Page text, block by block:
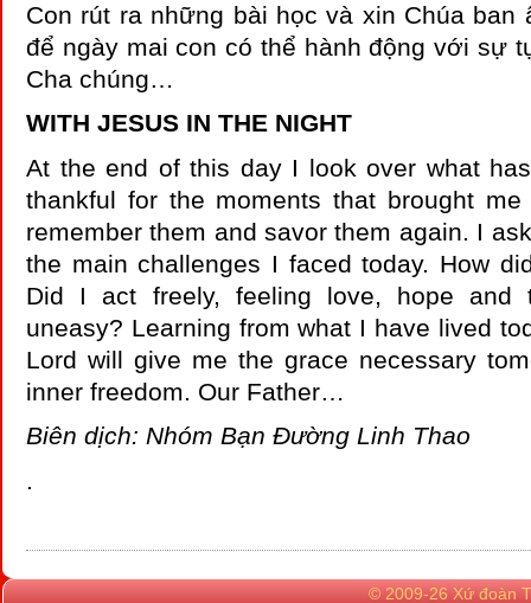
Con rút ra những bài học và xin Chúa ban
để ngày mai con có thể hành động với sự
Cha chúng…
WITH JESUS IN THE NIGHT
At the end of this day I look over what
thankful for the moments that brought
remember them and savor them again. I
the main challenges I faced today. How
Did I act freely, feeling love, hope and
uneasy? Learning from what I have lived
Lord will give me the grace necessary
inner freedom. Our Father…
Biên dịch: Nhóm Bạn Đường Linh Thao
.
© 2009-26 Xứ đoàn